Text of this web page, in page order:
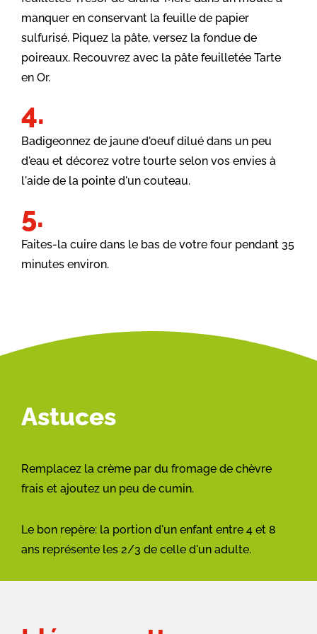
manquer en conservant la feuille de papier
sulfurisé. Piquez la pâte, versez la fondue de
poireaux. Recouvrez avec la pâte feuilletée Tarte
en Or.
Badigeonnez de jaune d'oeuf dilué dans un peu
d'eau et décorez votre tourte selon vos envies à
l'aide de la pointe d'un couteau.
Faites-la cuire dans le bas de votre four pendant 35
minutes environ.
Astuces
Remplacez la crème par du fromage de chèvre
frais et ajoutez un peu de cumin.
Le bon repère: la portion d'un enfant entre 4 et 8
ans représente les 2/3 de celle d'un adulte.